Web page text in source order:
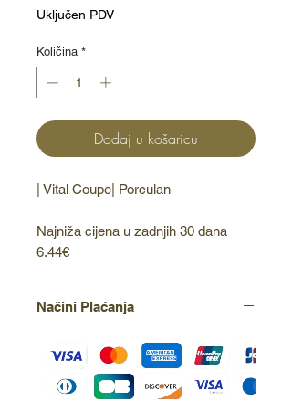
Uključen PDV
Količina *
Dodaj u košaricu
| Vital Coupe| Porculan
Najniža cijena u zadnjih 30 dana
6.44€
Načini Plaćanja